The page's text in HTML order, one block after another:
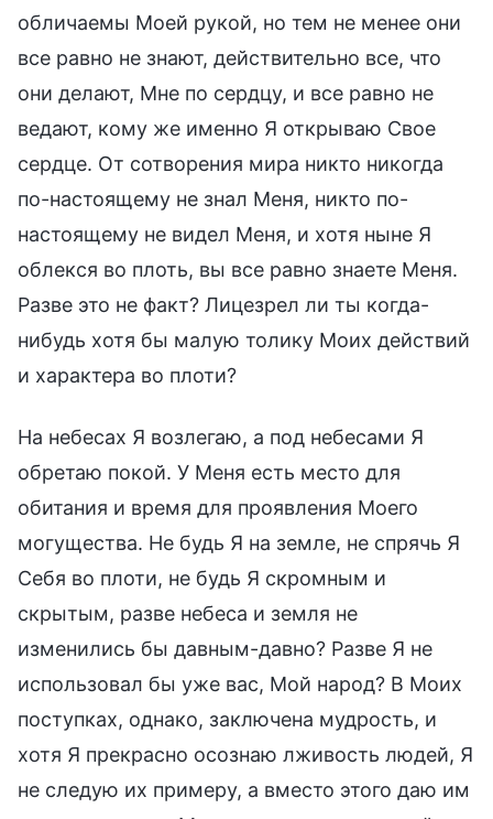
обличаемы Моей рукой, но тем не менее они
все равно не знают, действительно все, что
они делают, Мне по сердцу, и все равно не
ведают, кому же именно Я открываю Свое
сердце. От сотворения мира никто никогда
по-настоящему не знал Меня, никто по-
настоящему не видел Меня, и хотя ныне Я
облекся во плоть, вы все равно знаете Меня.
Разве это не факт? Лицезрел ли ты когда-
нибудь хотя бы малую толику Моих действий
и характера во плоти?
На небесах Я возлегаю, а под небесами Я
обретаю покой. У Меня есть место для
обитания и время для проявления Моего
могущества. Не будь Я на земле, не спрячь Я
Себя во плоти, не будь Я скромным и
скрытым, разве небеса и земля не
изменились бы давным-давно? Разве Я не
использовал бы уже вас, Мой народ? В Моих
поступках, однако, заключена мудрость, и
хотя Я прекрасно осознаю лживость людей, Я
не следую их примеру, а вместо этого даю им